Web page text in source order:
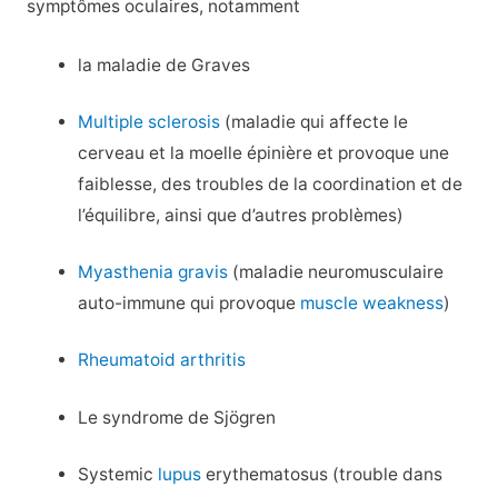
symptômes oculaires, notamment
la maladie de Graves
Multiple sclerosis (maladie qui affecte le
cerveau et la moelle épinière et provoque une
faiblesse, des troubles de la coordination et de
l’équilibre, ainsi que d’autres problèmes)
Myasthenia gravis (maladie neuromusculaire
auto-immune qui provoque muscle weakness)
Rheumatoid arthritis
Le syndrome de Sjögren
Systemic lupus erythematosus (trouble dans